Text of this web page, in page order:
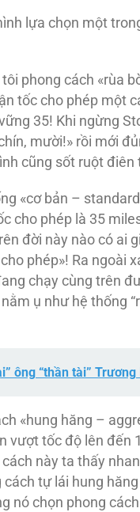
lựa chọn một
phong cách «rùa
tốc cho phép một
35! Khi ngừng
mười!» rồi mới
cũng sốt ruột
«cơ bản –
cho phép là 35
đời này nào có ai
phép»! Ra ngoài
chạy cùng trên
ụ như hệ thống
ông “thần tài” Trương
«hung hăng –
vượt tốc độ lên đến
này ta thấy
tự lái hung
nó chọn phong